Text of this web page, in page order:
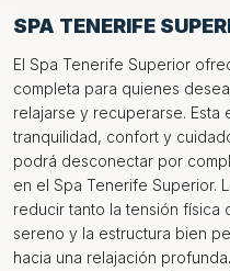
SPA TENERIFE
El Spa Tenerife Superior
completa para quienes
relajarse y recuperarse.
tranquilidad, confort y
podrá desconectar por
en el Spa Tenerife Superior.
reducir tanto la tensión física
sereno y la estructura bien
hacia una relajación